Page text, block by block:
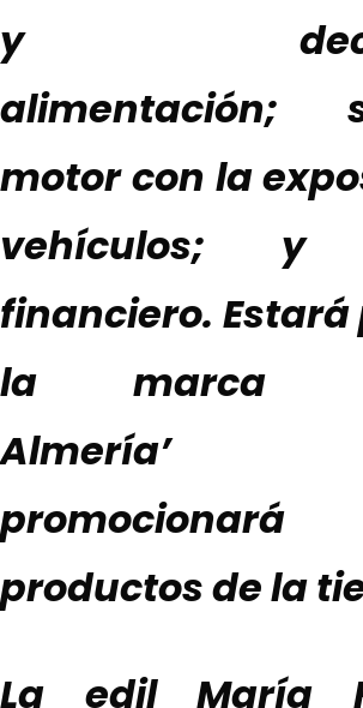
y
alimentación;
motor con la
vehículos; y
financiero.
la marca
productos de la
La edil María